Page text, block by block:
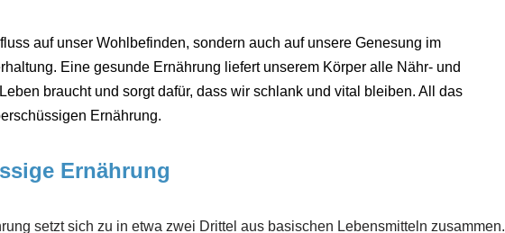
auf unser Wohlbefinden, sondern auch auf unsere Genesung im
Eine gesunde Ernährung liefert unserem Körper alle Nähr- und
braucht und sorgt dafür, dass wir schlank und vital bleiben. All das
Ernährung.
Ernährung
setzt sich zu in etwa zwei Drittel aus basischen Lebensmitteln zusammen.